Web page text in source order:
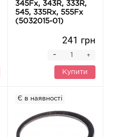
345Fx, 343R, 333R,
545, 335Rx, 555Fx
(5032015-01)
241 грн
+
-
Купити
Є в наявності